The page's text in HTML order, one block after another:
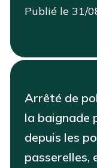
Publié le 31/
Arrêté de
la baignade
depuis les
passerelles,